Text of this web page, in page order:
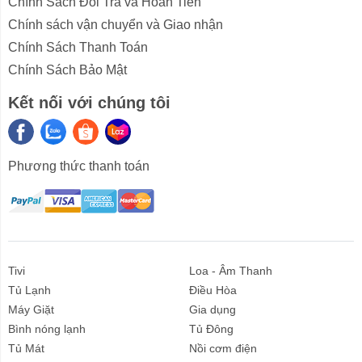
*Hình ảnh chỉ mang tính chất minh họa
Công nghệ làm lạnh + khử khuẩn + chất liệu dàn
lạnh và loại Gas
Công nghệ làm lạnh trực tiếp
- Gas R600A
: Cho hiệu quả cấp đông cao với khả
năngduy trì hơi lạnh được lâu hơnbên trong tủ
đông để bảo quản thực phẩm, nhờ đó mang lại khả
năng
.
Chính sách vận chuyển và Giao nhận
Chính Sách Thanh Toán
Chính Sách Bảo Mật
Kết nối với chúng tôi
Phương thức thanh toán
Tivi
Loa - Âm Thanh
Tủ Lạnh
Điều Hòa
Máy Giặt
Gia dụng
Bình nóng lạnh
Tủ Đông
Tủ Mát
Nồi cơm điện